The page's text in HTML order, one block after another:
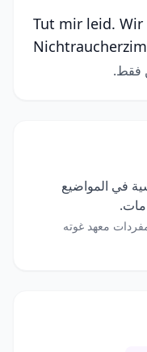
Tut mir leid.
فقط.
في المواضيع
معهد غوته